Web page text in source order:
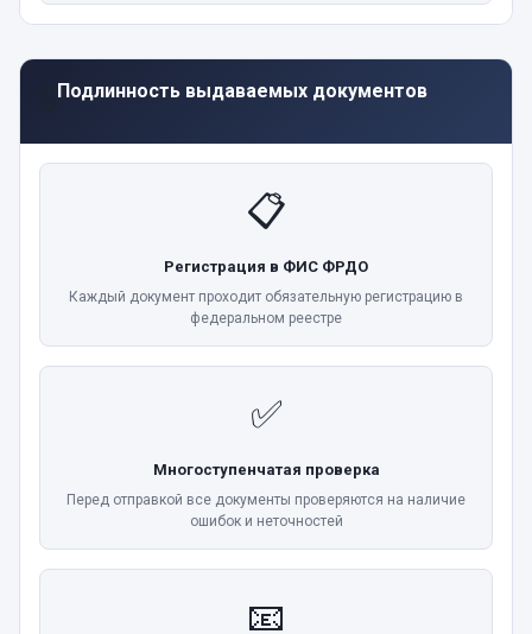
Подлинность выдаваемых документов
📋
Регистрация в ФИС ФРДО
Каждый документ проходит обязательную регистрацию в
федеральном реестре
✅
Многоступенчатая проверка
Перед отправкой все документы проверяются на наличие
ошибок и неточностей
📧